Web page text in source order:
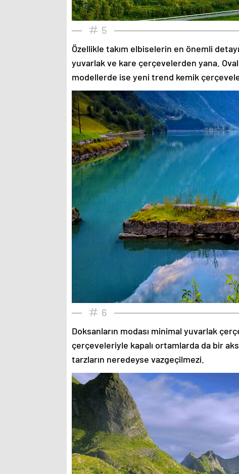
5
Özellikle takım elbiselerin en önemli
yuvarlak ve kare çerçevelerden yana.
modellerde ise yeni trend kemik
6
Doksanların modası minimal yuvarlak
çerçeveleriyle kapalı ortamlarda da bir
tarzların neredeyse vazgeçilmezi.